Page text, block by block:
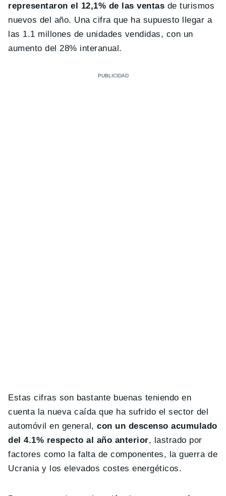
representaron el 12,1% de las ventas de turismos
nuevos del año. Una cifra que ha supuesto llegar a
las 1.1 millones de unidades vendidas, con un
aumento del 28% interanual.
Estas cifras son bastante buenas teniendo en
cuenta la nueva caída que ha sufrido el sector del
automóvil en general, con un descenso acumulado
del 4.1% respecto al año anterior, lastrado por
factores como la falta de componentes, la guerra de
Ucrania y los elevados costes energéticos.